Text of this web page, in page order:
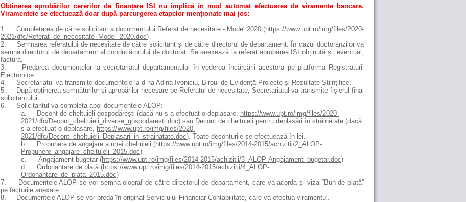
Obținerea aprobărilor cererilor de finanțare ISI nu implică în mod automat efectuarea de viramente bancare.
Viramentele se efectuează doar după parcurgerea etapelor menționate mai jos:
1. Completarea de către solicitant a documentului Referat de necesitate - Model 2020 (https://www.upt.ro/img/files/2020-
2021/dfc/Referat_de_necesitate_Model_2020.doc)
2. Semnarea referatului de necesitate de către solicitant și de către directorul de departament. În cazul doctoranzilor va
semna directorul de departament al conducătorului de doctorat. Se anexează la referat aprobarea ISI obținută și, eventual,
factura.
3. Predarea documentelor la secretariatul departamentului în vederea încărcării acestora pe platforma Registraturii
Electronice.
4. Secretariatul va transmite documentele la d-na Adina Ivoniciu, Biroul de Evidență Proiecte și Rezultate Științifice.
5. După obținerea semnăturilor și aprobărilor necesare pe Referatul de necesitate, Secretariatul va transmite fișierul final
solicitantului.
6. Solicitantul va completa apoi documentele ALOP:
a. Decont de cheltuieli gospodărești (dacă nu s-a efectuat o deplasare,
https://www.upt.ro/img/files/2020-
2021/dfc/Decont_cheltuieli_diverse_gospodaresti.doc) sau Decont de cheltuieli pentru deplasări în străinătate (dacă
s-a efectuat o deplasare,
https://www.upt.ro/img/files/2020-
2021/dfc/Decont_cheltuieli_Deplasari_in_strainatate.doc). Toate deconturile se efectuează în lei.
b. Propunere de angajare a unei cheltuieli (https://www.upt.ro/img/files/2014-2015/achizitii/2_ALOP-
Propunere_angajare_cheltuieli_2015.doc)
c. Angajament bugetar (https://www.upt.ro/img/files/2014-2015/achizitii/3_ALOP-Angajament_bugetar.doc)
d. Ordonanțare de plată (https://www.upt.ro/img/files/2014-2015/achizitii/4_ALOP-
Ordonantare_de_plata_2015.doc)
7. Documentele ALOP se vor semna olograf de către directorul de departament, care va acorda și viza “Bun de plată”
pe facturile anexate.
8. Documentele ALOP se vor preda în original Serviciului Financiar-Contabilitate, care va efectua viramentul.